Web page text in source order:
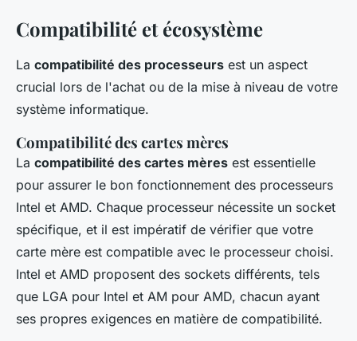
Compatibilité et écosystème
La compatibilité des processeurs est un aspect
crucial lors de l'achat ou de la mise à niveau de votre
système informatique.
Compatibilité des cartes mères
La compatibilité des cartes mères est essentielle
pour assurer le bon fonctionnement des processeurs
Intel et AMD. Chaque processeur nécessite un socket
spécifique, et il est impératif de vérifier que votre
carte mère est compatible avec le processeur choisi.
Intel et AMD proposent des sockets différents, tels
que LGA pour Intel et AM pour AMD, chacun ayant
ses propres exigences en matière de compatibilité.